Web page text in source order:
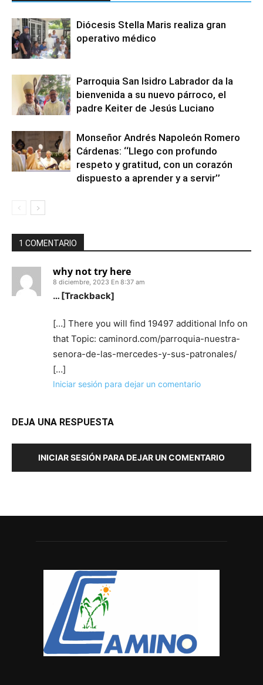
Diócesis Stella Maris realiza gran
operativo médico
Parroquia San Isidro Labrador da la
bienvenida a su nuevo párroco, el
padre Keiter de Jesús Luciano
Monseñor Andrés Napoleón Romero
Cárdenas: ‘‘Llego con profundo
respeto y gratitud, con un corazón
dispuesto a aprender y a servir’’
1 COMENTARIO
why not try here
8 diciembre, 2023 En 8:37 am
… [Trackback]
[…] There you will find 19497 additional Info on
that Topic: caminord.com/parroquia-nuestra-
senora-de-las-mercedes-y-sus-patronales/
[…]
Iniciar sesión para dejar un comentario
DEJA UNA RESPUESTA
INICIAR SESIÓN PARA DEJAR UN COMENTARIO